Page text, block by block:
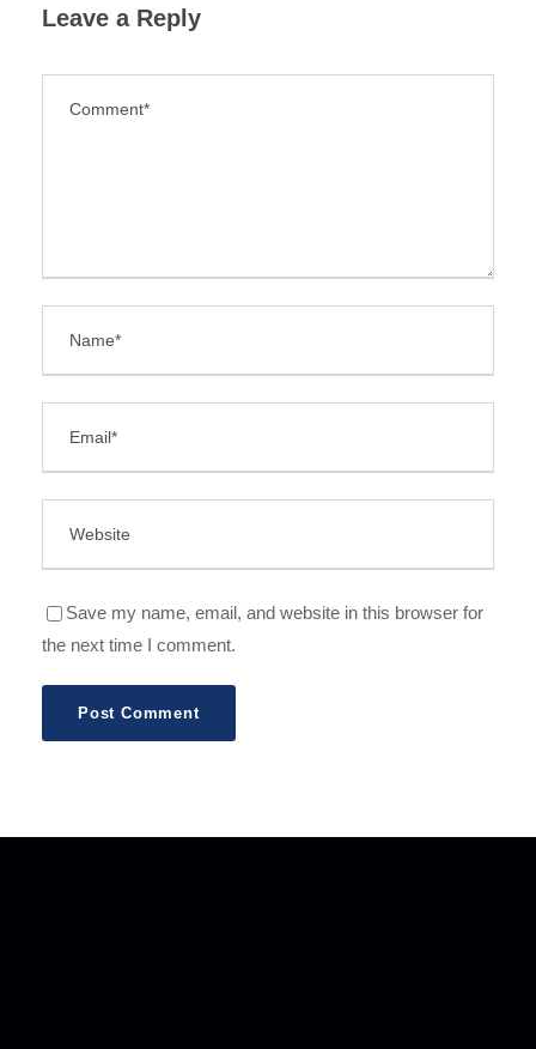
Leave a Reply
Save my name, email, and website in this browser for
the next time I comment.